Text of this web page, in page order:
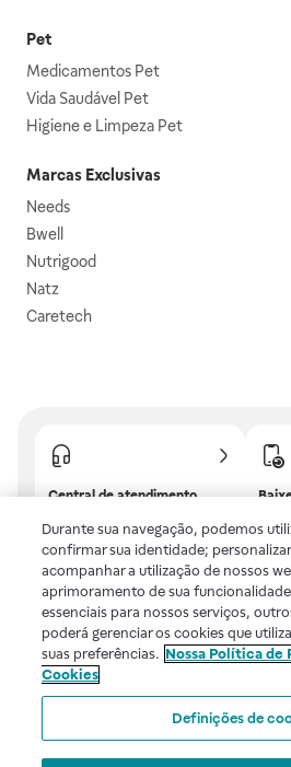
Pet
Medicamentos Pet
Vida Saudável Pet
Higiene e Limpeza Pet
Marcas Exclusivas
Needs
Bwell
Nutrigood
Natz
Caretech
Central de atendimento
frequentes ou fale com a
gente.
Uma empresa
Voltar ao
Durante sua navegação, podemos
confirmar sua identidade;
acompanhar a utilização de nossos
aprimoramento de sua
essenciais para nossos serviços,
poderá gerenciar os cookies que
suas preferências. Nossa Política de
Cookies
Definições de